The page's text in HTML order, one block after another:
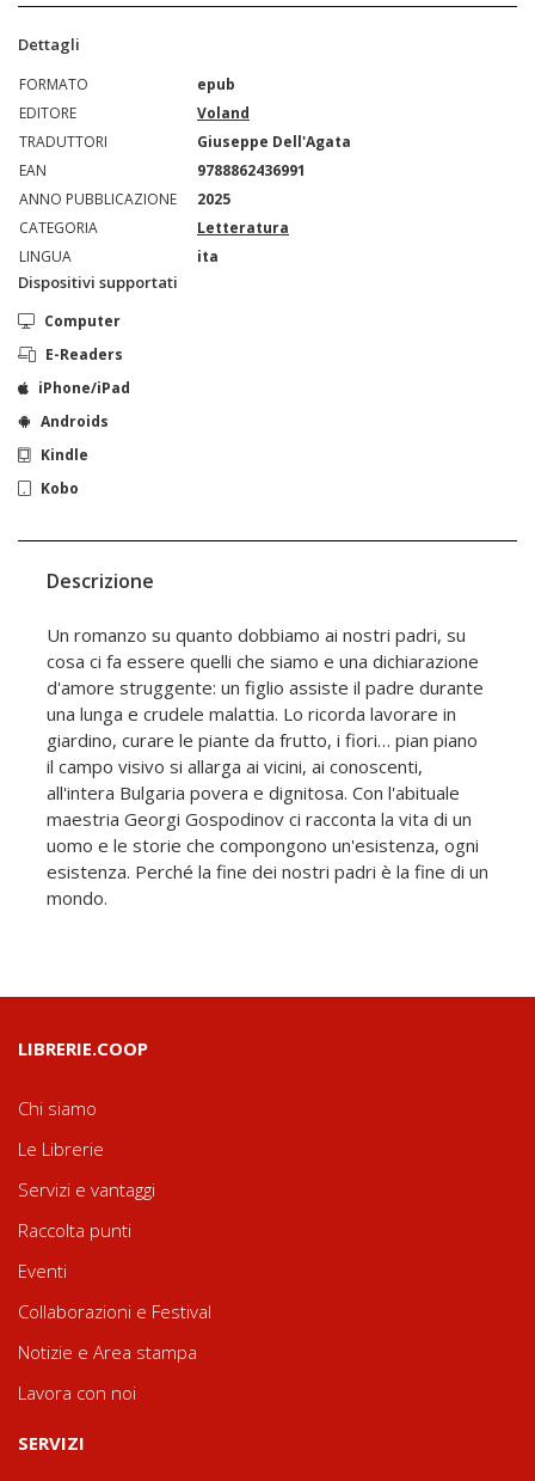
Dettagli
FORMATO
epub
EDITORE
Voland
TRADUTTORI
Giuseppe Dell'Agata
EAN
9788862436991
ANNO PUBBLICAZIONE
2025
CATEGORIA
Letteratura
LINGUA
ita
Dispositivi supportati
Computer
E-Readers
iPhone/iPad
Androids
Kindle
Kobo
Descrizione
Un romanzo su quanto dobbiamo ai nostri padri, su
cosa ci fa essere quelli che siamo e una dichiarazione
d'amore struggente: un figlio assiste il padre durante
una lunga e crudele malattia. Lo ricorda lavorare in
giardino, curare le piante da frutto, i fiori… pian piano
il campo visivo si allarga ai vicini, ai conoscenti,
all'intera Bulgaria povera e dignitosa. Con l'abituale
maestria Georgi Gospodinov ci racconta la vita di un
uomo e le storie che compongono un'esistenza, ogni
esistenza. Perché la fine dei nostri padri è la fine di un
mondo.
LIBRERIE.COOP
Chi siamo
Le Librerie
Servizi e vantaggi
Raccolta punti
Eventi
Collaborazioni e Festival
Notizie e Area stampa
Lavora con noi
SERVIZI